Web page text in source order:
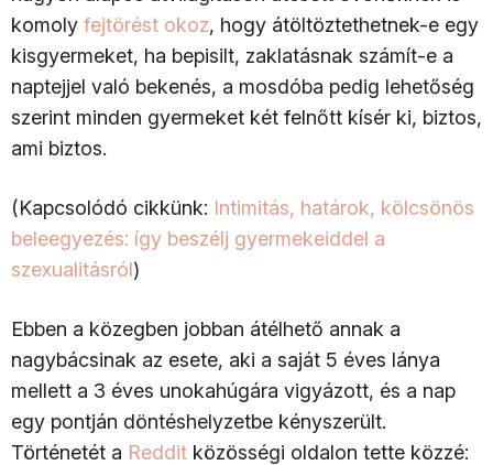
komoly fejtörést okoz, hogy átöltöztethetnek-e egy
kisgyermeket, ha bepisilt, zaklatásnak számít-e a
naptejjel való bekenés, a mosdóba pedig lehetőség
szerint minden gyermeket két felnőtt kísér ki, biztos,
ami biztos.
(Kapcsolódó cikkünk: Intimitás, határok, kölcsönös
beleegyezés: így beszélj gyermekeiddel a
szexualitásról)
Ebben a közegben jobban átélhető annak a
nagybácsinak az esete, aki a saját 5 éves lánya
mellett a 3 éves unokahúgára vigyázott, és a nap
egy pontján döntéshelyzetbe kényszerült.
Történetét a Reddit közösségi oldalon tette közzé: